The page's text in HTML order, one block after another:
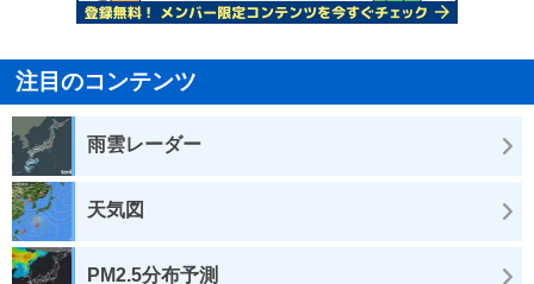
注目のコンテンツ
雨雲レーダー
天気図
PM2.5分布予測